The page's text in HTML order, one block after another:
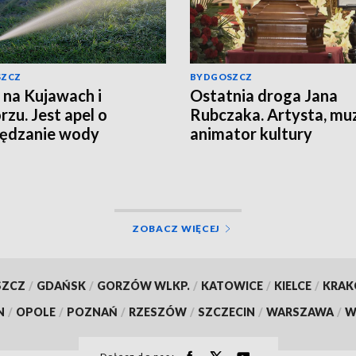
na Kujawach i
Jest apel o
wody
BYDGOSZCZ
Ostatnia droga Jana
Rubczaka. Artysta,
animator kultury
ZOBACZ WIĘCEJ
/ GDAŃSK / GORZÓW WLKP. / KATOWICE / KIELCE /
/ OPOLE / POZNAŃ / RZESZÓW / SZCZECIN / WARSZAWA /